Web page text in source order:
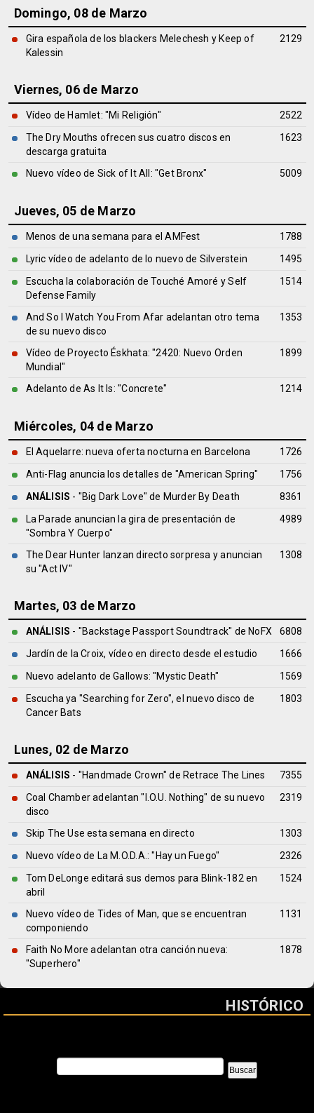
Domingo, 08 de Marzo
Gira española de los blackers Melechesh y Keep of
Kalessin
2129
Viernes, 06 de Marzo
Vídeo de Hamlet: "Mi Religión"
2522
The Dry Mouths ofrecen sus cuatro discos en
descarga gratuita
1623
Nuevo vídeo de Sick of It All: "Get Bronx" 5009
Jueves, 05 de Marzo
Menos de una semana para el AMFest
1788
Lyric vídeo de adelanto de lo nuevo de Silverstein
1495
Escucha la colaboración de Touché Amoré y Self
Defense Family
1514
And So I Watch You From Afar adelantan otro tema
de su nuevo disco
1353
Vídeo de Proyecto Éskhata: "2420: Nuevo Orden
Mundial"
1899
Adelanto de As It Is: "Concrete" 1214
Miércoles, 04 de Marzo
El Aquelarre: nueva oferta nocturna en Barcelona
1726
Anti-Flag anuncia los detalles de "American Spring"
1756
ANÁLISIS - "Big Dark Love" de Murder By Death
8361
La Parade anuncian la gira de presentación de
"Sombra Y Cuerpo"
4989
The Dear Hunter lanzan directo sorpresa y anuncian
su "Act IV"
1308
Martes, 03 de Marzo
ANÁLISIS - "Backstage Passport Soundtrack" de NoFX
6808
Jardín de la Croix, vídeo en directo desde el estudio
1666
Nuevo adelanto de Gallows: "Mystic Death"
1569
Escucha ya "Searching for Zero", el nuevo disco de
Cancer Bats
1803
Lunes, 02 de Marzo
ANÁLISIS - "Handmade Crown" de Retrace The Lines
7355
Coal Chamber adelantan "I.O.U. Nothing" de su nuevo
disco
2319
Skip The Use esta semana en directo
1303
Nuevo vídeo de La M.O.D.A.: "Hay un Fuego"
2326
Tom DeLonge editará sus demos para Blink-182 en
abril
1524
Nuevo vídeo de Tides of Man, que se encuentran
componiendo
1131
Faith No More adelantan otra canción nueva:
"Superhero"
1878
HISTÓRICO